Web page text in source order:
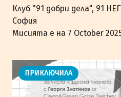
Клуб "91 добри дела", 91
София
Мисията е на 7 October
ПРИКЛЮЧИЛА